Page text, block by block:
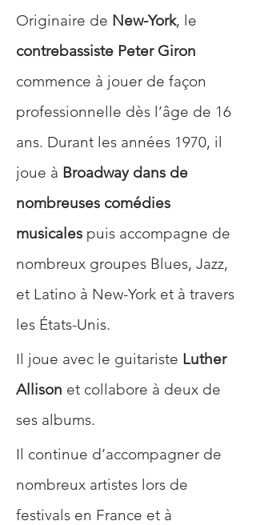
Originaire de New-York, le
contrebassiste Peter Giron
commence à jouer de façon
professionnelle dès l’âge de 16
ans. Durant les années 1970, il
joue à Broadway dans de
nombreuses comédies
musicales puis accompagne de
nombreux groupes Blues, Jazz,
et Latino à New-York et à travers
les États-Unis.
Il joue avec le guitariste Luther
Allison et collabore à deux de
ses albums.
Il continue d’accompagner de
nombreux artistes lors de
festivals en France et à